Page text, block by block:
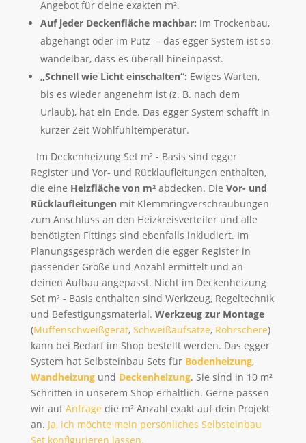
Angebot für deine exakten m².
Auf jeder Deckenfläche machbar: Im Trockenbau,
abgehängt oder im Putz – das egger System ist so
wandelbar, dass es überall hineinpasst.
„Schnell wie Licht einschalten“: Ewiges Warten,
bis es wieder angenehm ist (z. B. nach dem
Urlaub), hat ein Ende. Das egger System schafft in
kurzer Zeit Wohlfühltemperatur.
Im Deckenheizung Set m² - Basis sind egger
Register und Vor- und Rücklaufleitungen enthalten,
die eine Heizfläche von m²abdecken. Die Vor- und
Rücklaufleitungen mit Klemmringverschraubungen
zum Anschluss an den Heizkreisverteiler und alle
benötigten Fittings sind ebenfalls inkludiert. Im
Planungsgespräch werden die egger Register in
passender Größe und Anzahl ermittelt und an
deinen Aufbau angepasst. Nicht im Deckenheizung
Set m² - Basis enthalten sind Werkzeug, Regeltechnik
und Befestigungsmaterial. Werkzeug zur Montage
(Muffenschweißgerät, Schweißaufsätze, Rohrschere)
kann bei Bedarf im Shop bestellt werden. Das egger
System hat Selbsteinbau Sets für Bodenheizung,
Wandheizung und Deckenheizung. Sie sind in 10 m²
Schritten in unserem Shop erhältlich. Gerne passen
wir aufAnfrage die m² Anzahl exakt auf dein Projekt
an. Ja, ich möchte mein persönliches Selbsteinbau
Set konfigurieren lassen.